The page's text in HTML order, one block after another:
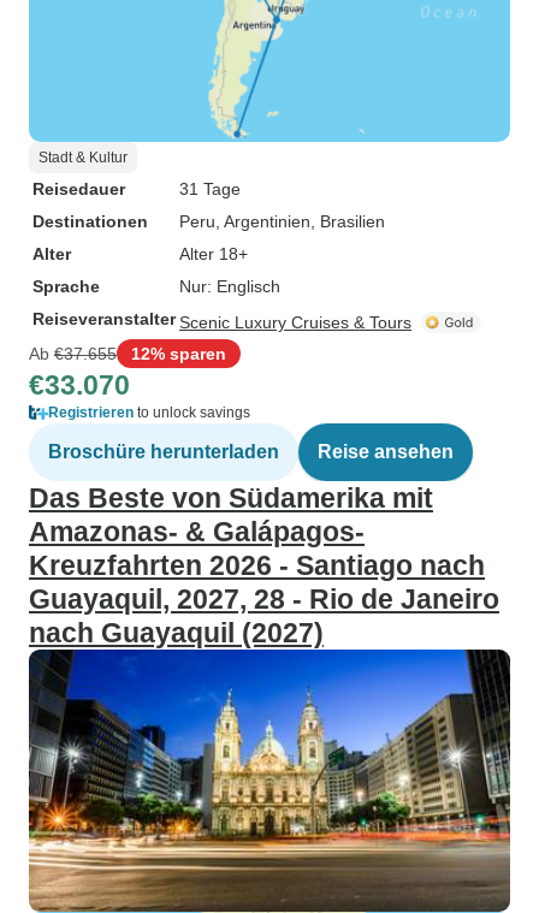
Stadt & Kultur
Reisedauer
31 Tage
Destinationen
Peru , Argentinien , Brasilien
Alter
Alter 18+
Sprache
Nur: Englisch
ReiseveranstalterScenic Luxury Cruises & Tours
Ab €37.655 12% sparen
€33.070
Registrieren to unlock savings
Broschüre herunterladen Reise ansehen
Das Beste von Südamerika mit
Amazonas- & Galápagos-
Kreuzfahrten 2026 - Santiago nach
Guayaquil, 2027, 28 - Rio de Janeiro
nach Guayaquil (2027)